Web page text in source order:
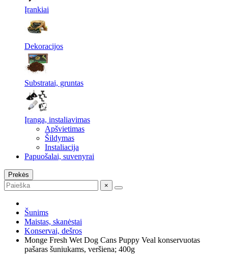
Įrankiai
Dekoracijos
Substratai, gruntas
Įranga, instaliavimas
Apšvietimas
Šildymas
Instaliacija
Papuošalai, suvenyrai
Prekės
×
Šunims
Maistas, skanėstai
Konservai, dešros
Monge Fresh Wet Dog Cans Puppy Veal konservuotas
pašaras šuniukams, veršiena; 400g